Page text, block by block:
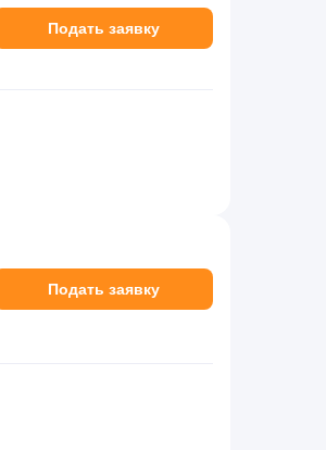
Подать заявку
Подать заявку